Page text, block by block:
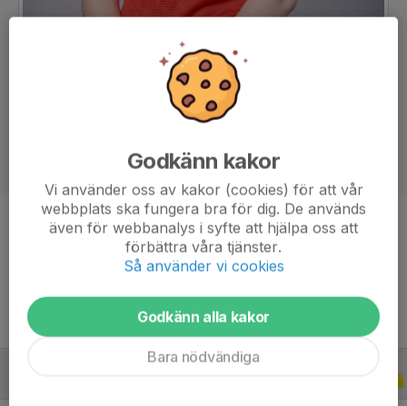
Position
-
20 år
Godkänn kakor
Vi använder oss av kakor (cookies) för att vår
webbplats ska fungera bra för dig. De används
även för webbanalys i syfte att hjälpa oss att
förbättra våra tjänster.
Så använder vi cookies
Godkänn alla kakor
Bara nödvändiga